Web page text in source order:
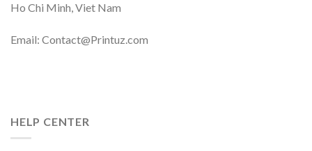
Ho Chi Minh, Viet Nam
Email: Contact@Printuz.com
HELP CENTER